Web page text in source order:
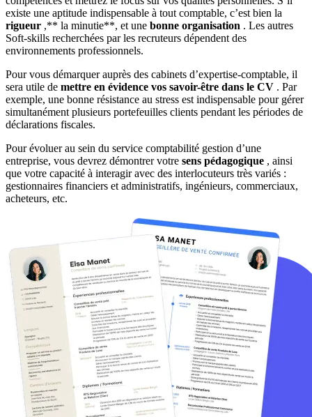
existe une aptitude indispensable à tout comptable, c’est bien la
rigueur ,** la minutie**, et une bonne organisation . Les autres
Soft-skills recherchées par les recruteurs dépendent des
environnements professionnels.
Pour vous démarquer auprès des cabinets d’expertise-comptable, il
sera utile de mettre en évidence vos savoir-être dans le CV . Par
exemple, une bonne résistance au stress est indispensable pour gérer
simultanément plusieurs portefeuilles clients pendant les périodes de
déclarations fiscales.
Pour évoluer au sein du service comptabilité gestion d’une
entreprise, vous devrez démontrer votre sens pédagogique , ainsi
que votre capacité à interagir avec des interlocuteurs très variés :
gestionnaires financiers et administratifs, ingénieurs, commerciaux,
acheteurs, etc.